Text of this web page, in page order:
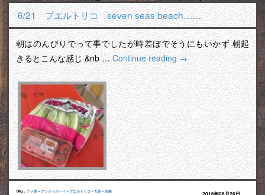
6/21 プエルトリコ seven seas beach……
朝はのんびりでって事でしたが時差ぼでそうにもいかず 朝起
きるとこんな感じ &nb …Continue reading→
TAG : アメ車 • アンディボーイ • プエルトリコ • 九州 • 宮崎